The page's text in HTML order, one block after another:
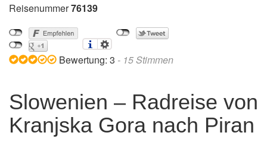
Reisenummer76139
Bewertung: 3 - 15Stimmen
Slowenien – Radreise von
Kranjska Gora nach Piran